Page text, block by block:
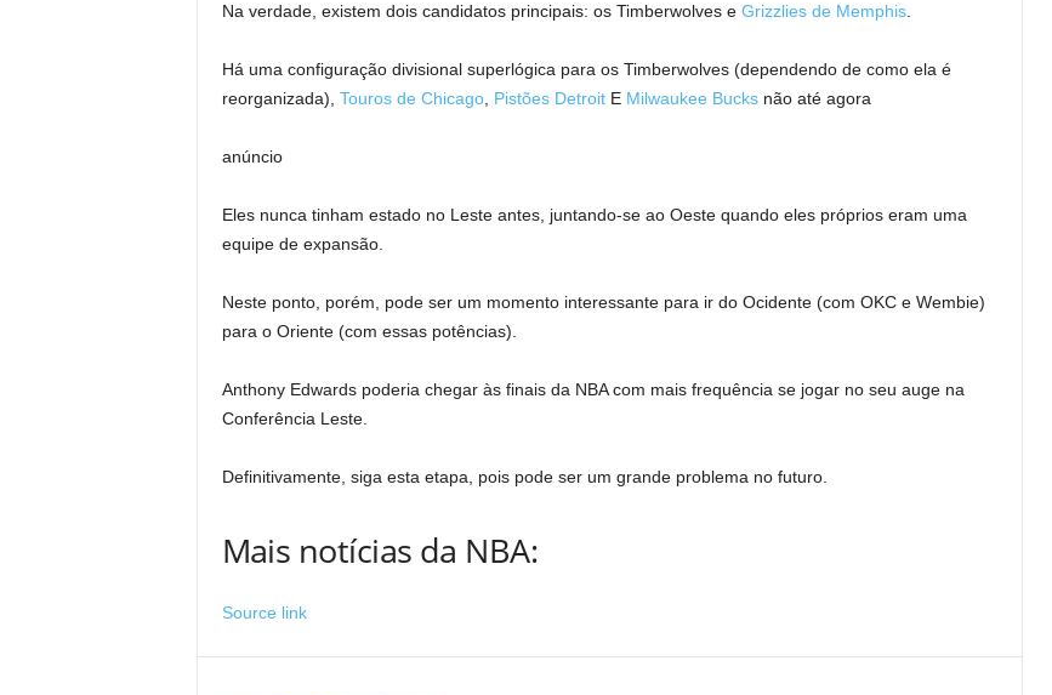
Na verdade, existem dois candidatos principais: os Timberwolves e Grizzlies de Memphis.
Há uma configuração divisional superlógica para os Timberwolves (dependendo de como ela é
reorganizada), Touros de Chicago, Pistões DetroitE Milwaukee Bucksnão até agora
anúncio
Eles nunca tinham estado no Leste antes, juntando-se ao Oeste quando eles próprios eram uma
equipe de expansão.
Neste ponto, porém, pode ser um momento interessante para ir do Ocidente (com OKC e Wembie)
para o Oriente (com essas potências).
Anthony Edwards poderia chegar às finais da NBA com mais frequência se jogar no seu auge na
Conferência Leste.
Definitivamente, siga esta etapa, pois pode ser um grande problema no futuro.
Mais notícias da NBA:
Source link